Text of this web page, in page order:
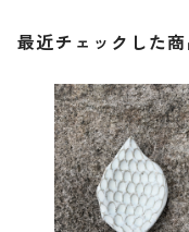
最近チェックした商